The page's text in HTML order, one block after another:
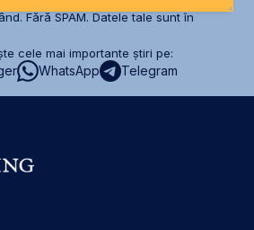
Fără SPAM. Datele tale sunt în
cele mai importante știri pe:
WhatsApp Telegram